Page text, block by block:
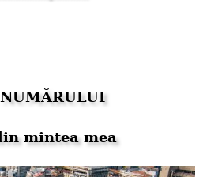
mintea mea